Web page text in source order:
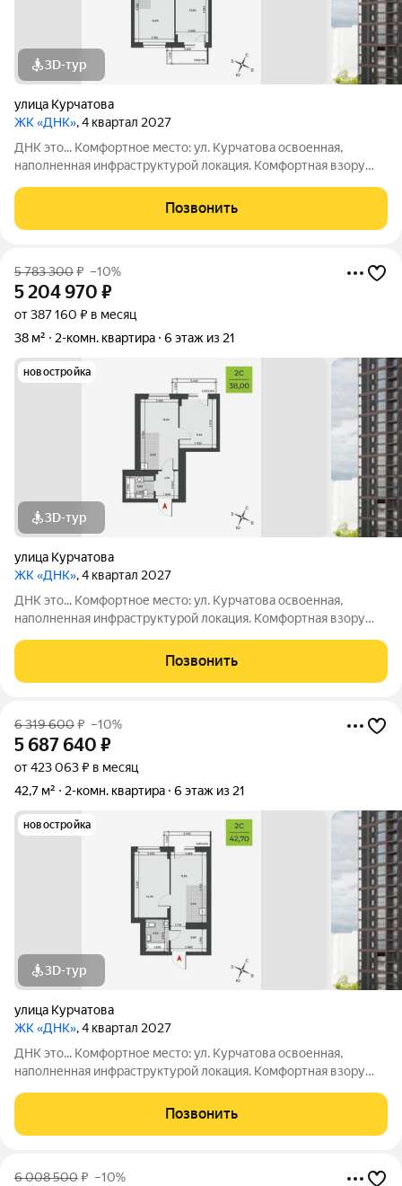
3D-тур
улица Курчатова
ЖК «ДНК», 4 квартал 2027
ДНК это... Комфортное место: ул. Курчатова освоенная,
наполненная инфраструктурой локация. Комфортная взору
многообразие планировок, квартиры с
Позвонить
5 783 300₽ –10%
5 204 970 ₽
от 387 160 ₽ в месяц
38 м²
2-комн. квартира 6 этаж из 21
новостройка
3D-тур
улица Курчатова
ЖК «ДНК», 4 квартал 2027
ДНК это... Комфортное место: ул. Курчатова освоенная,
наполненная инфраструктурой локация. Комфортная взору
многообразие планировок, квартиры с
Позвонить
6 319 600₽ –10%
5 687 640 ₽
от 423 063 ₽ в месяц
42,7 м²
2-комн. квартира 6 этаж из 21
новостройка
3D-тур
улица Курчатова
ЖК «ДНК», 4 квартал 2027
ДНК это... Комфортное место: ул. Курчатова освоенная,
наполненная инфраструктурой локация. Комфортная взору
многообразие планировок, квартиры с
Позвонить
6 008 500₽ –10%